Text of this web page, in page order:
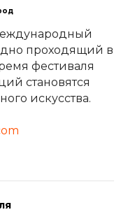
проходящий в
фестиваля
становятся
искусства.